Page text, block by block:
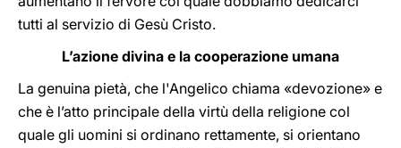
tutti al servizio di Gesù Cristo.
L’azione divina e la cooperazione umana
La genuina pietà, che l'Angelico chiama «devozione» e
che è l’atto principale della virtù della religione col
quale gli uomini si ordinano rettamente, si orientano